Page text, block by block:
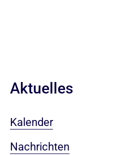
Aktuelles
Kalender
Nachrichten